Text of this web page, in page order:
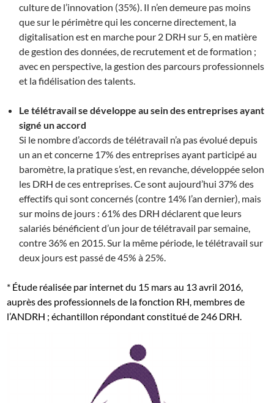
culture de l’innovation (35%). Il n’en demeure pas moins
que sur le périmètre qui les concerne directement, la
digitalisation est en marche pour 2 DRH sur 5, en matière
de gestion des données, de recrutement et de formation ;
avec en perspective, la gestion des parcours professionnels
et la fidélisation des talents.
Le télétravail se développe au sein des entreprises ayant
signé un accord
Si le nombre d’accords de télétravail n’a pas évolué depuis
un an et concerne 17% des entreprises ayant participé au
baromètre, la pratique s’est, en revanche, développée selon
les DRH de ces entreprises. Ce sont aujourd’hui 37% des
effectifs qui sont concernés (contre 14% l’an dernier), mais
sur moins de jours : 61% des DRH déclarent que leurs
salariés bénéficient d’un jour de télétravail par semaine,
contre 36% en 2015. Sur la même période, le télétravail sur
deux jours est passé de 45% à 25%.
* Étude réalisée par internet du 15 mars au 13 avril 2016,
auprès des professionnels de la fonction RH, membres de
l’ANDRH ; échantillon répondant constitué de 246 DRH.